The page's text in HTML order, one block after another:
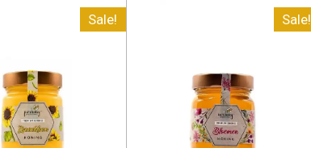
Sale! Sale!